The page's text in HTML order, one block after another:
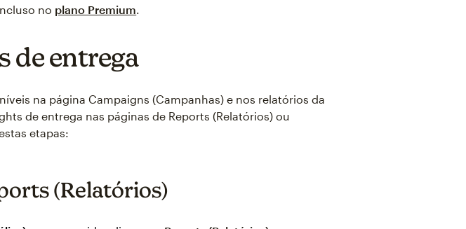
no plano Premium.
de entrega
na página Campaigns (Campanhas) e nos relatórios da
de entrega nas páginas de Reports (Relatórios) ou
etapas:
(Relatórios)